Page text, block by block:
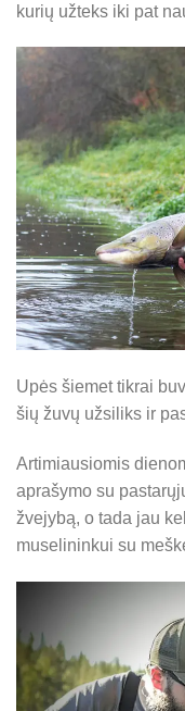
kurių užteks iki pat
Upės šiemet tikrai
šių žuvų užsiliks ir
Artimiausiomis
aprašymo su
žvejybą, o tada jau
muselininkui su